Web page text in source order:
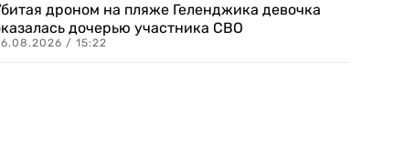
дроном на пляже Геленджика девочка
дочерью участника СВО
/ 15:22